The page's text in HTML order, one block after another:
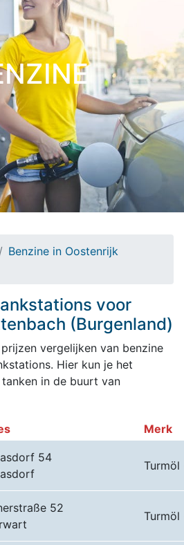
Benzine in Oostenrijk
voor
(Burgenland)
vergelijken van benzine
Hier kun je het
in de buurt van
Merk
54
Turmöl
52
Turmöl